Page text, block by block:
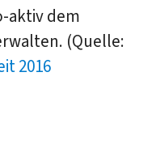
aktiv dem
(Quelle:
2016